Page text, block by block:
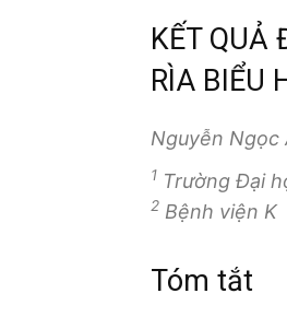
KẾT QUẢ
RÌA BIỂU
Nguyễn Ngọc
1 Trường Đại
2 Bệnh viện K
Tóm tắt